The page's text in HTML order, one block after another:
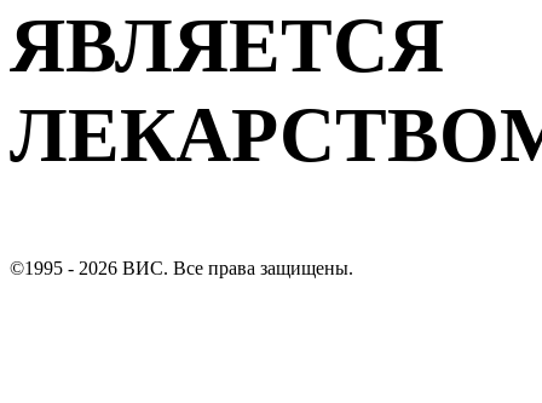
ЯВЛЯЕТСЯ
©1995 - 2026 ВИС. Все права защищены.